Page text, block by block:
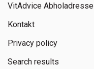
VitAdvice Abholadresse
Kontakt
Privacy policy
Search results